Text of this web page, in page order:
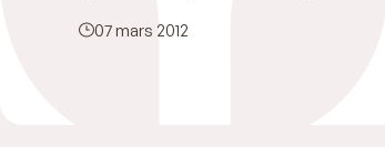
07 mars 2012